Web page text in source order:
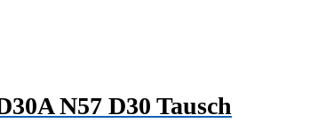
N57 D30 Tausch